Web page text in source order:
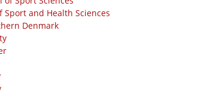
Sport and Health Sciences
Denmark